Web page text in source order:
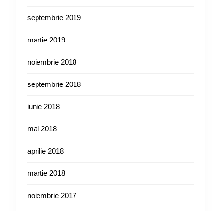
septembrie 2019
martie 2019
noiembrie 2018
septembrie 2018
iunie 2018
mai 2018
aprilie 2018
martie 2018
noiembrie 2017